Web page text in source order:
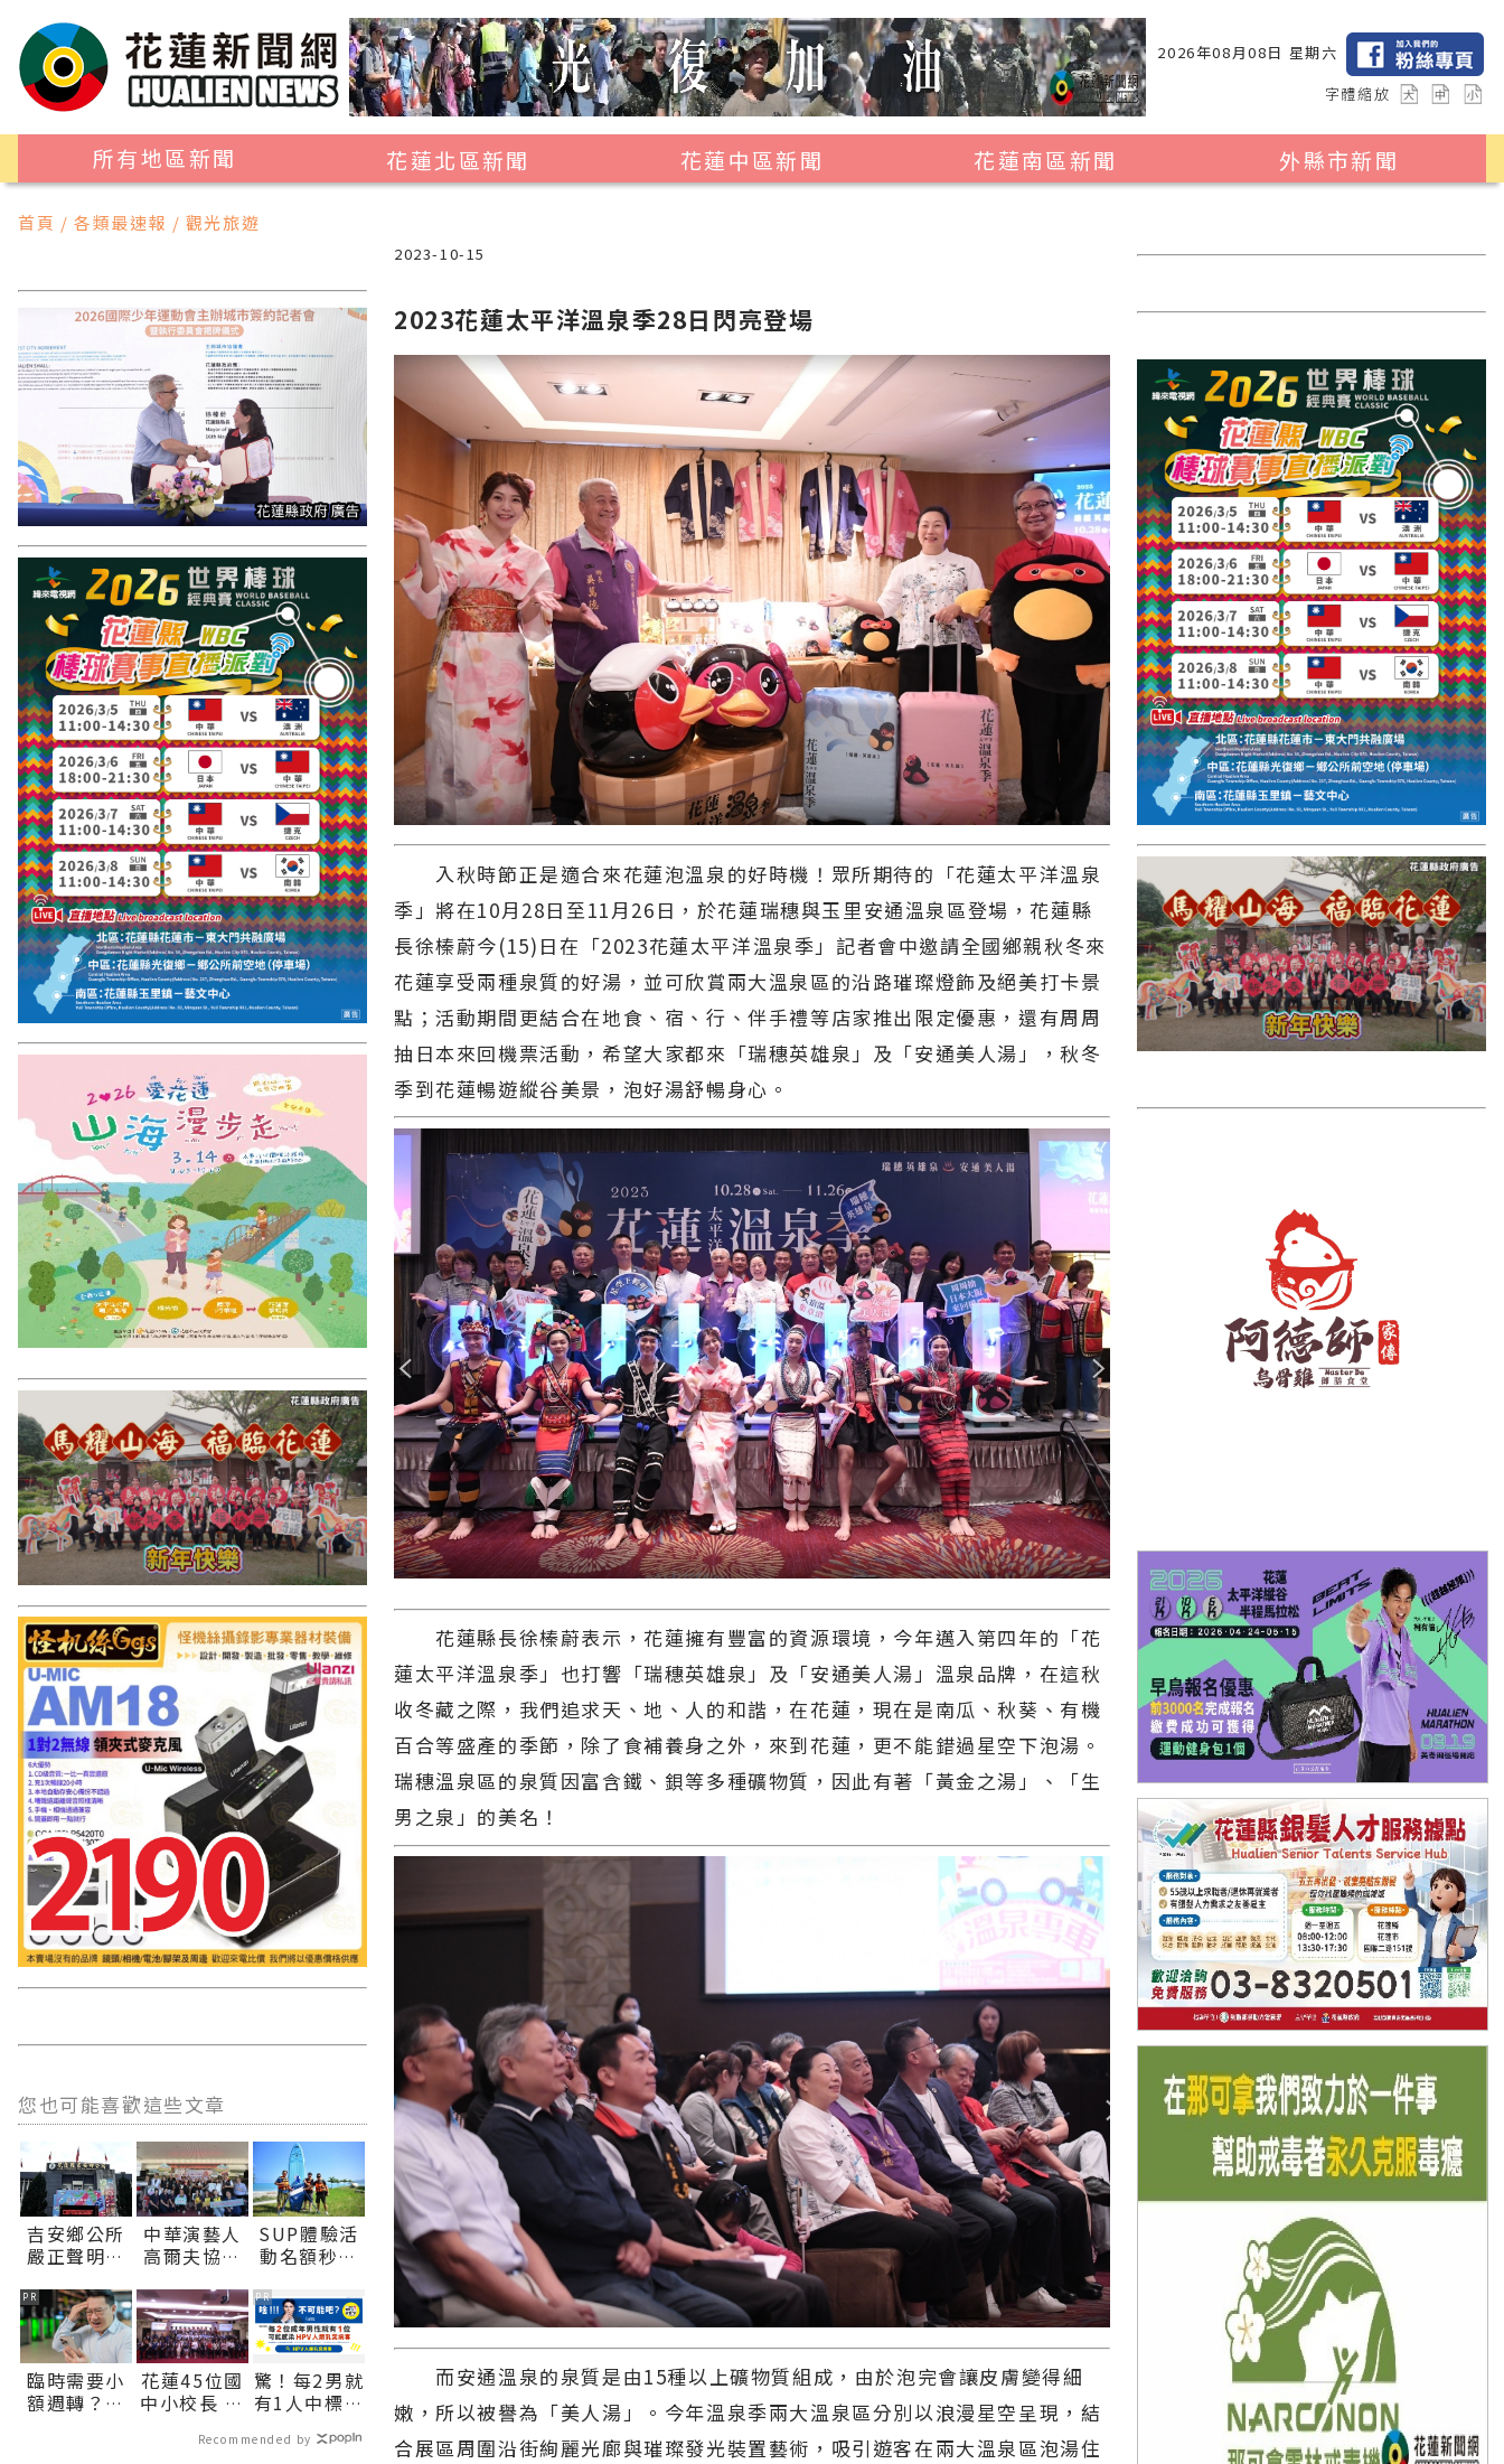
2026年08月08日 星期六
字體縮放
所有地區新聞
花蓮北區新聞
吉安鄉
秀林鄉
花蓮中區新聞
光復鄉
豐濱鄉
花蓮南區新聞
外縣市新聞
2024暑期夏令營專區
台中市
彰化縣
高雄市
國外報導
台東縣
關山鎮
苗栗縣
其他地區
新竹市
和平鄉
台南市
澎湖縣
香港
台東市
雲林縣
長濱鄉
台東市
彰化縣
首頁 / 各類最速報 / 觀光旅遊
您也可能喜歡這些文章
吉安鄉公所
嚴正聲明：
吳姓副主任
請辭獲准∣
花蓮新聞網
官方網站各
類新聞－最
快速的今日
中華演藝人
高爾夫協會
林鄉、瑞穗
鄉衛生所醫
療巡迴車 縣
長代表花蓮
鄉親表達感
謝∣花蓮新
聞網官方網
SUP體驗活
動名額秒殺
協調加開邀
市民共遊北
濱∣花蓮新
聞網官方網
站各類新聞
－最快速的
今日新聞報
臨時需要小
額週轉？上
PR
花蓮45位國
中小校長 勉
素養開創教
驚！每2男就
有1人中標？
PR
Recommended by
2023-10-15
2023花蓮太平洋溫泉季28日閃亮登場
入秋時節正是適合來花蓮泡溫泉的好時機！眾所期待的「花蓮太平洋溫泉
季」將在10月28日至11月26日，於花蓮瑞穗與玉里安通溫泉區登場，花蓮縣
長徐榛蔚今(15)日在「2023花蓮太平洋溫泉季」記者會中邀請全國鄉親秋冬來
花蓮享受兩種泉質的好湯，並可欣賞兩大溫泉區的沿路璀璨燈飾及絕美打卡景
點；活動期間更結合在地食、宿、行、伴手禮等店家推出限定優惠，還有周周
抽日本來回機票活動，希望大家都來「瑞穗英雄泉」及「安通美人湯」，秋冬
季到花蓮暢遊縱谷美景，泡好湯舒暢身心。
花蓮縣長徐榛蔚表示，花蓮擁有豐富的資源環境，今年邁入第四年的「花
蓮太平洋溫泉季」也打響「瑞穗英雄泉」及「安通美人湯」溫泉品牌，在這秋
收冬藏之際，我們追求天、地、人的和諧，在花蓮，現在是南瓜、秋葵、有機
百合等盛產的季節，除了食補養身之外，來到花蓮，更不能錯過星空下泡湯。
瑞穗溫泉區的泉質因富含鐵、鋇等多種礦物質，因此有著「黃金之湯」、「生
男之泉」的美名！
而安通溫泉的泉質是由15種以上礦物質組成，由於泡完會讓皮膚變得細
嫩，所以被譽為「美人湯」。今年溫泉季兩大溫泉區分別以浪漫星空呈現，結
合展區周圍沿街絢麗光廊與璀璨發光裝置藝術，吸引遊客在兩大溫泉區泡湯住